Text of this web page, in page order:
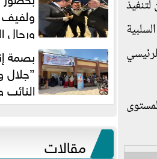
ولفيف
ورجال
النائبان وليد التمامي
بصمة
”جلال
والبروفيسور جمال
مقالات